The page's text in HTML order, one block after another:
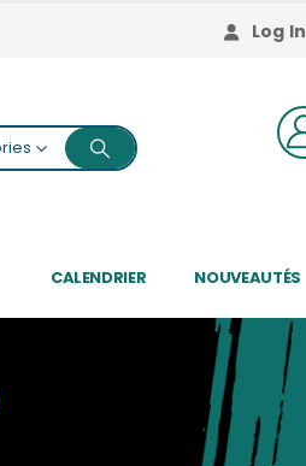
Log In
CALENDRIER NOUVEAUTÉS